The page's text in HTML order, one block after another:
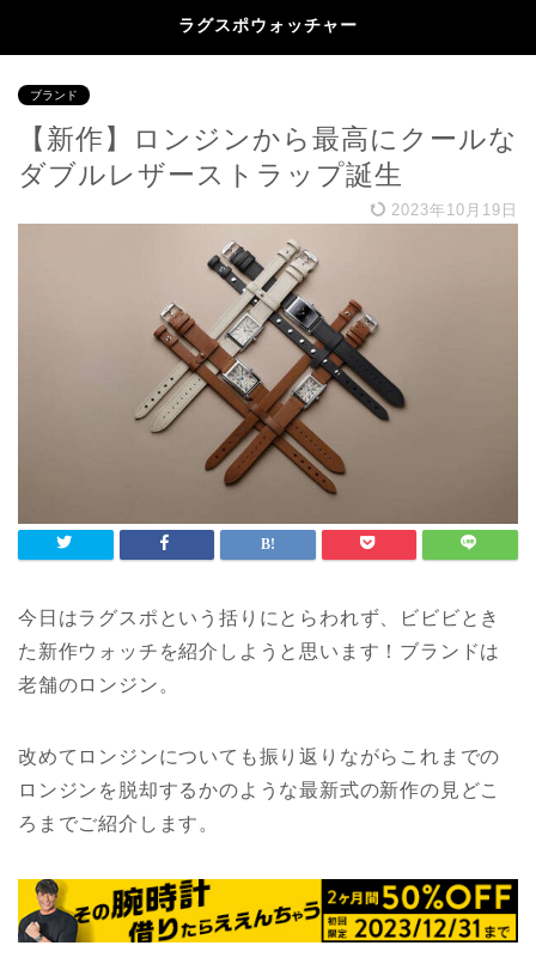
ラグスポウォッチャー
ブランド
【新作】ロンジンから最高にクールな
ダブルレザーストラップ誕生
2023年10月19日
今日はラグスポという括りにとらわれず、ビビビとき
た新作ウォッチを紹介しようと思います！ブランドは
老舗のロンジン。
改めてロンジンについても振り返りながらこれまでの
ロンジンを脱却するかのような最新式の新作の見どこ
ろまでご紹介します。